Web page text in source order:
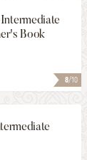
8/10
Book